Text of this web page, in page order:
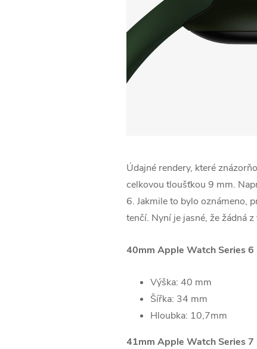
Údajné rendery, které
celkovou tloušťkou 9 mm.
6. Jakmile to bylo oznámeno,
tenčí. Nyní je jasné, že žádná
40mm Apple Watch Series 6
Výška: 40 mm
Šířka: 34 mm
Hloubka: 10,7mm
41mm Apple Watch Series 7